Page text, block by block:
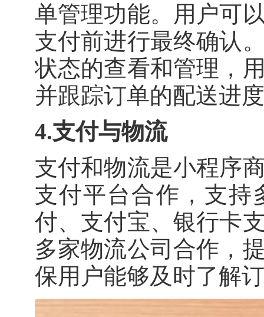
单管理功能。用户可
支付前进行最终确认
状态的查看和管理，
并跟踪订单的配送进
4.支付与物流
支付和物流是小程序
支付平台合作，支持
付、支付宝、银行卡
多家物流公司合作，
保用户能够及时了解